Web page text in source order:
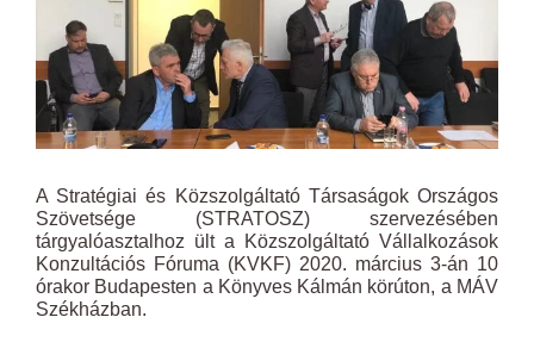
A Stratégiai és Közszolgáltató Társaságok Országos
Szövetsége (STRATOSZ) szervezésében
tárgyalóasztalhoz ült a Közszolgáltató Vállalkozások
Konzultációs Fóruma (KVKF) 2020. március 3-án 10
órakor Budapesten a Könyves Kálmán körúton, a MÁV
Székházban.